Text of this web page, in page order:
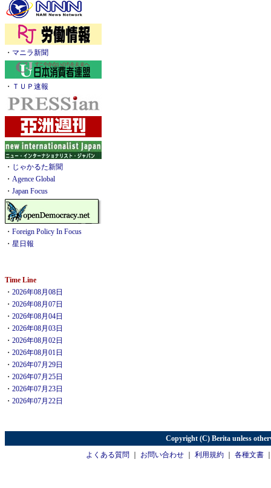
・ マニラ新聞
・ ＴＵＰ速報
・ じゃかるた新聞
・ Agence Global
・ Japan Focus
・ Foreign Policy In Focus
・ 星日報
Time Line
・ 2026年08月08日
・ 2026年08月07日
・ 2026年08月04日
・ 2026年08月03日
・ 2026年08月02日
・ 2026年08月01日
・ 2026年07月29日
・ 2026年07月25日
・ 2026年07月23日
・ 2026年07月22日
Copyright (C) Berita unless
よくある質問
お問い合わせ 利用規約 各種文書